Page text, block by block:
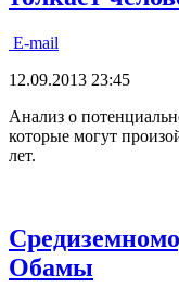
E-mail
12.09.2013 23:45
Анализ о
которые могут
лет.
Обамы